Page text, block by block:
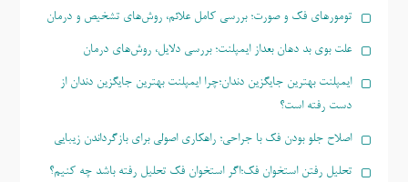
تومورهای فک و صورت؛ بررسی کامل علائم، روش‌های تشخیص و درمان
علت بوی بد دهان بعداز ایمپلنت؛ بررسی دلایل، روش‌های درمان
ایمپلنت بهترین جایگزین دندان؛چرا ایمپلنت بهترین جایگزین دندان از
دست رفته است؟
اصلاح جلو بودن فک با جراحی؛ راهکاری اصولی برای بازگرداندن زیبایی
تحلیل رفتن استخوان فک؛اگر استخوان فک تحلیل رفته باشد چه کنیم؟